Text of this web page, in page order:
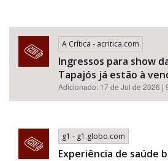
A Crítica - acritica.com
Ingressos para show
Tapajós já estão à
Adicionado: 17 de Jul de 2026 |
g1 - g1.globo.com
Experiência de saúde